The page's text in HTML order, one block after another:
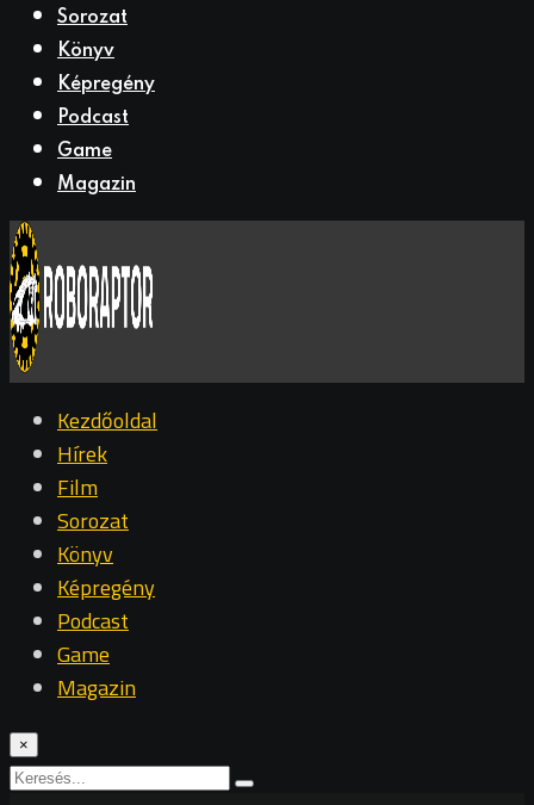
Sorozat
Könyv
Képregény
Podcast
Game
Magazin
Kezdőoldal
Hírek
Film
Sorozat
Könyv
Képregény
Podcast
Game
Magazin
×